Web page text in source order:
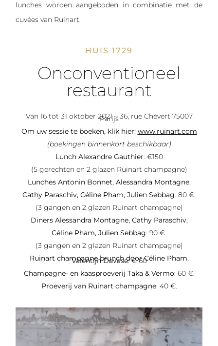
lunches worden aangeboden in combinatie met de
cuvées van Ruinart.
HUIS 1729
Onconventioneel
restaurant
Van 16 tot 31 oktober 2021 – 36, rue Chévert 75007
Parijs
Om uw sessie te boeken, klik hier: www.ruinart.com
(boekingen binnenkort beschikbaar)
Lunch Alexandre Gauthier: €150
(5 gerechten en 2 glazen Ruinart champagne)
Lunches Antonin Bonnet, Alessandra Montagne,
Cathy Paraschiv, Céline Pham, Julien Sebbag: 80 €.
(3 gangen en 2 glazen Ruinart champagne)
Diners Alessandra Montagne, Cathy Paraschiv,
Céline Pham, Julien Sebbag: 90 €.
(3 gangen en 2 glazen Ruinart champagne)
Ruinart champagne brunch door Céline Pham,
Valentijn Davase: € 60
Champagne- en kaasproeverij Taka & Vermo: 60 €.
Proeverij van Ruinart champagne: 40 €.